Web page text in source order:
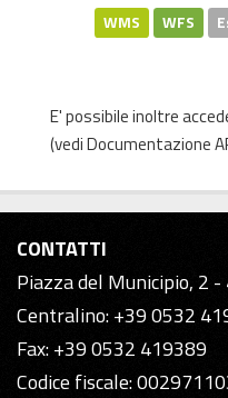
WMS WFS
E' possibile inoltre
(vediDocumentazione
CONTATTI
Piazza del Municipio, 2
Centralino: +39 0532
Fax: +39 0532 419389
Codice fiscale: